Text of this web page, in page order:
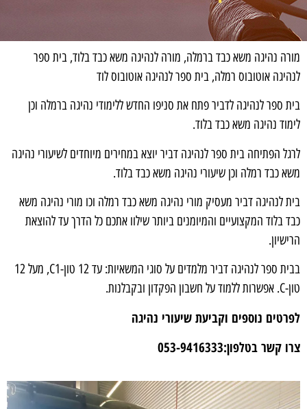
מורה נהיגה משא כבד ברמלה, מורה לנהיגה משא כבד בלוד, בית ספר
לנהיגה אוטובוס רמלה, בית ספר לנהיגה אוטובוס לוד
בית ספר לנהיגה לדביר פתח את סניפו החדש ללימודי נהיגה ברמלה וכן
לימוד נהיגה משא כבד בלוד.
לרגל הפתיחה בית ספר לנהיגה דביר יוצא במחירים מיוחדים לשיעורי נהיגה
משא כבד רמלה וכן שיעורי נהיגה משא כבד בלוד.
בית לנהיגה דביר מעסיק מורי נהיגה משא כבד רמלה וכו מורי נהיגה משא
כבד בלוד המקצועיים והמיומנים ביותר שילוו אתכם כל הדרך עד להוצאת
הרישיון.
בבית ספר לנהיגה דביר מלמדים על סוגי המשאיות: עד 12 טון-C1, מעל 12
טון-C. אפשרות ללמוד על חשבון הפקדון ובקבלנות.
לפרטים נוספים וקביעת שיעורי נהיגה
צרו קשר בטלפון:​053-9416333